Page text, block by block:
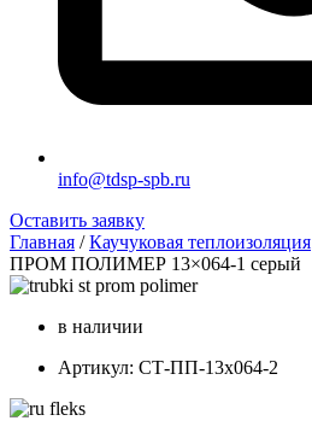
info@tdsp-spb.ru
Оставить заявку
Главная /Каучуковая теплоизоляция
ПРОМ ПОЛИМЕР 13×064-1 серый
в наличии
Артикул: СТ-ПП-13х064-2